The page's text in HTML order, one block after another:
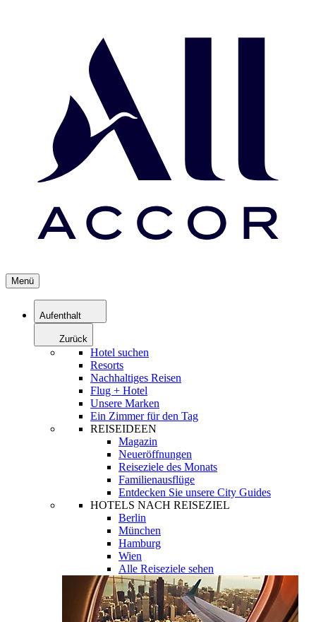
Menü
Aufenthalt
Zurück
Hotel suchen
Resorts
Nachhaltiges Reisen
Flug + Hotel
Unsere Marken
Ein Zimmer für den Tag
REISEIDEEN
Magazin
Neueröffnungen
Reiseziele des Monats
Familienausflüge
Entdecken Sie unsere City Guides
HOTELS NACH REISEZIEL
Berlin
München
Hamburg
Wien
Alle Reiseziele sehen